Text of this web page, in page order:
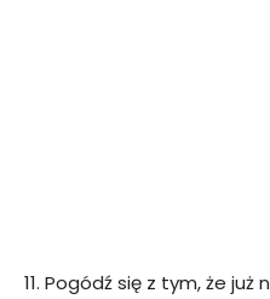
11. Pogódź się z tym, że już